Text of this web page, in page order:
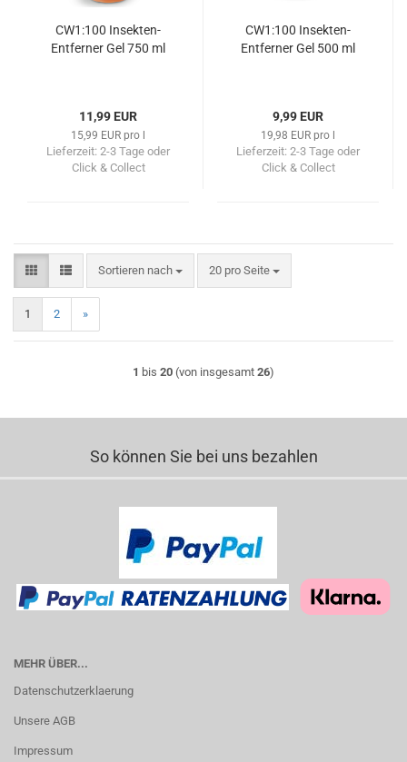
CW1:100 Insekten-
Entferner Gel 750 ml
11,99 EUR
15,99 EUR pro l
Lieferzeit: 2-3 Tage oder
Click & Collect
CW1:100 Insekten-
Entferner Gel 500 ml
9,99 EUR
19,98 EUR pro l
Lieferzeit: 2-3 Tage oder
Click & Collect
Sortieren nach
Sortieren nach 20 pro Seite
pro Seite
1 2 »
1 bis 20 (von insgesamt 26)
So können Sie bei uns bezahlen
MEHR ÜBER...
Datenschutzerklaerung
Unsere AGB
Impressum